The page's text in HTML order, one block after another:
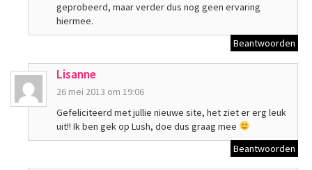
geprobeerd, maar verder dus nog geen ervaring
hiermee.
Beantwoorden
Lisanne
26 mei 2013 om 19:06
Gefeliciteerd met jullie nieuwe site, het ziet er erg leuk
uit!! Ik ben gek op Lush, doe dus graag mee
Beantwoorden